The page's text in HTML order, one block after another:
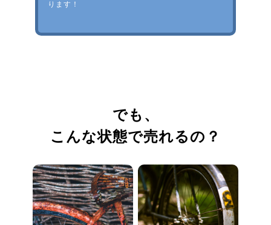
ります！
でも、
こんな状態で売れるの？